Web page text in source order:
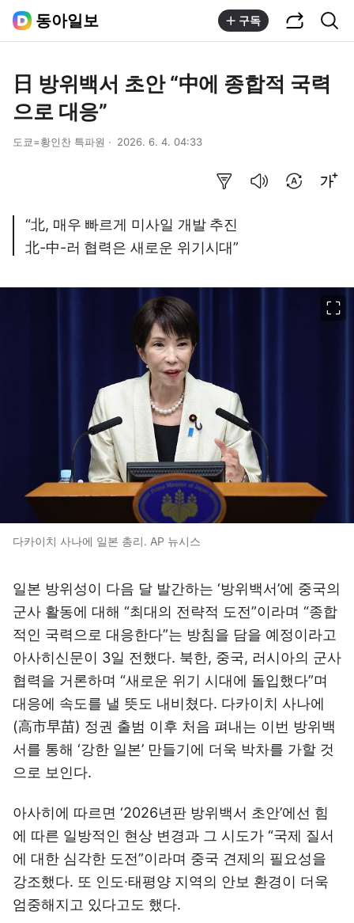
동아일보 구독
日 방위백서 초안 “中에 종합적 국력
으로 대응”
도쿄=황인찬 특파원 2026. 6. 4. 04:33
“北, 매우 빠르게 미사일 개발 추진
北-中-러 협력은 새로운 위기시대”
다카이치 사나에 일본 총리. AP 뉴시스
일본 방위성이 다음 달 발간하는 ‘방위백서’에 중국의
군사 활동에 대해 “최대의 전략적 도전”이라며 “종합
적인 국력으로 대응한다”는 방침을 담을 예정이라고
아사히신문이 3일 전했다. 북한, 중국, 러시아의 군사
협력을 거론하며 “새로운 위기 시대에 돌입했다”며
대응에 속도를 낼 뜻도 내비쳤다. 다카이치 사나에
(高市早苗) 정권 출범 이후 처음 펴내는 이번 방위백
서를 통해 ‘강한 일본’ 만들기에 더욱 박차를 가할 것
으로 보인다.
아사히에 따르면 ‘2026년판 방위백서 초안’에선 힘
에 따른 일방적인 현상 변경과 그 시도가 “국제 질서
에 대한 심각한 도전”이라며 중국 견제의 필요성을
강조했다. 또 인도·태평양 지역의 안보 환경이 더욱
엄중해지고 있다고도 했다.